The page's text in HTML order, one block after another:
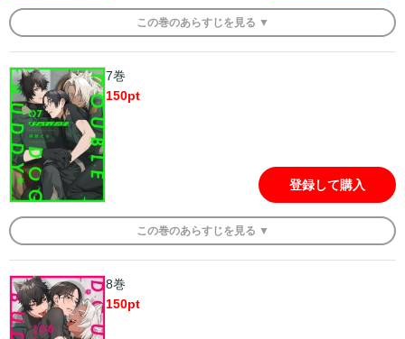
この巻のあらすじを 見る ▼
7巻
150pt
登録して購入
この巻のあらすじを 見る ▼
8巻
150pt